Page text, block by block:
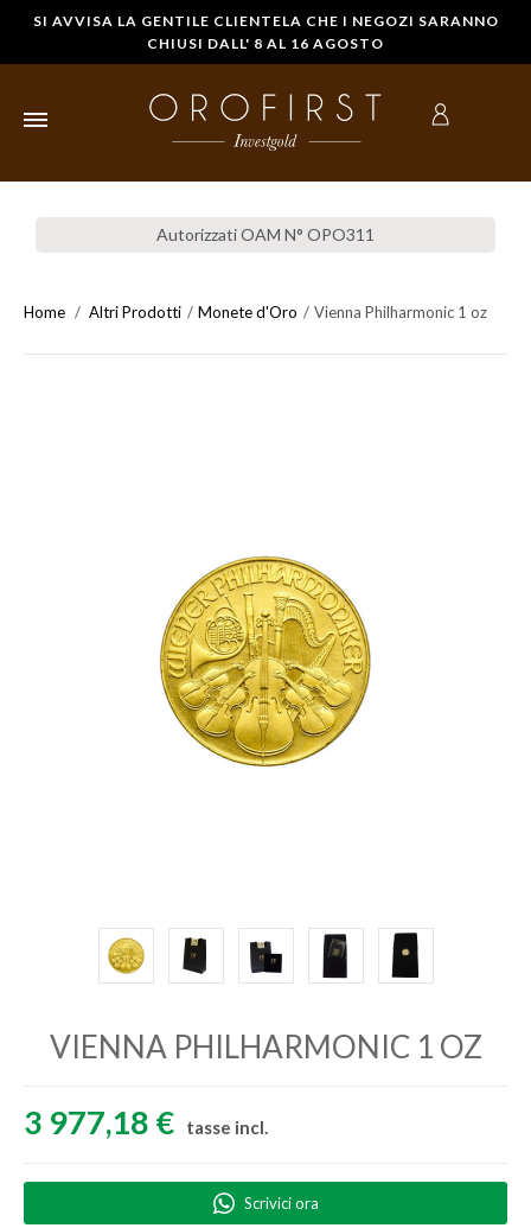
SI AVVISA LA GENTILE CLIENTELA CHE I NEGOZI SARANNO
CHIUSI DALL' 8 AL 16 AGOSTO
D'ORO
STERLINE IN
Autorizzati OAM N° OPO311
Home Altri Prodotti Monete d'Oro Vienna Philharmonic 1 oz
VIENNA PHILHARMONIC 1 OZ
3 977,18 € tasse incl.
Scrivici ora